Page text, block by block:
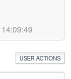
USER ACTIONS